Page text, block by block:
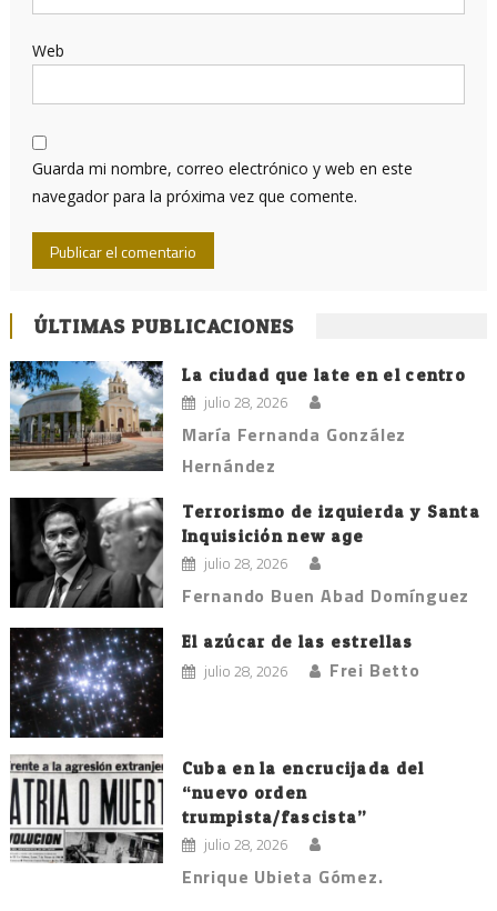
Web
Guarda mi nombre, correo electrónico y web en este
navegador para la próxima vez que comente.
ÚLTIMAS PUBLICACIONES
La ciudad que late en el centro
julio 28, 2026
María Fernanda González
Hernández
Terrorismo de izquierda y Santa
Inquisición new age
julio 28, 2026
Fernando Buen Abad Domínguez
El azúcar de las estrellas
julio 28, 2026 Frei Betto
Cuba en la encrucijada del
“nuevo orden
trumpista/fascista”
julio 28, 2026
Enrique Ubieta Gómez.